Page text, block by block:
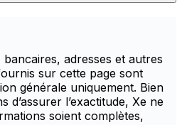
adresses et autres
sur cette page sont
générale uniquement. Bien
d’assurer l’exactitude, Xe ne
soient complètes,